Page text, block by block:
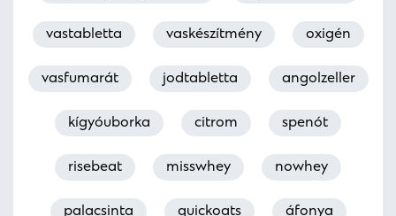
vastabletta vaskészítmény oxigén
vasfumarát jodtabletta angolzeller
kígyóuborka citrom spenót
risebeat misswhey nowhey
palacsinta quickoats áfonya